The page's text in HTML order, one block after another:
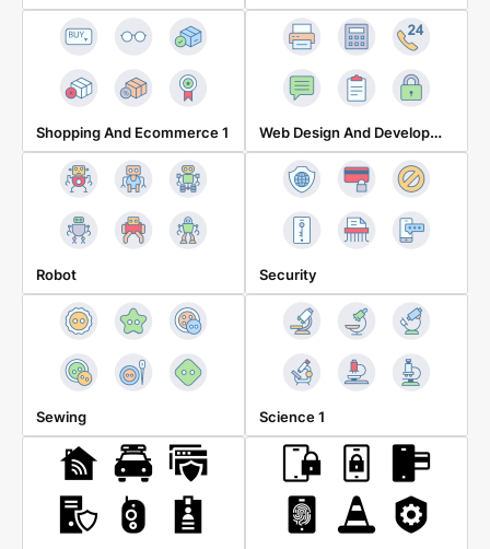
Shopping And Ecommerce 1 Web Design And Development 4
Robot Security
Sewing Science 1